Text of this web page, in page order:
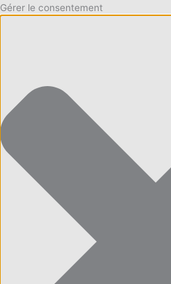
Gérer le consentement